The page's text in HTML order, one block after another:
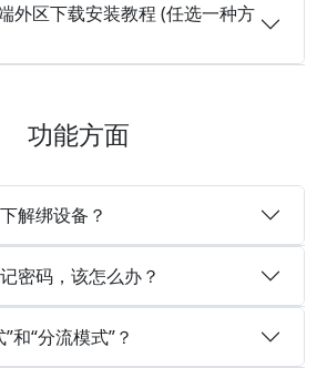
外区下载安装教程 (任选一种方
功能方面
解绑设备？
密码，该怎么办？
和“分流模式”？